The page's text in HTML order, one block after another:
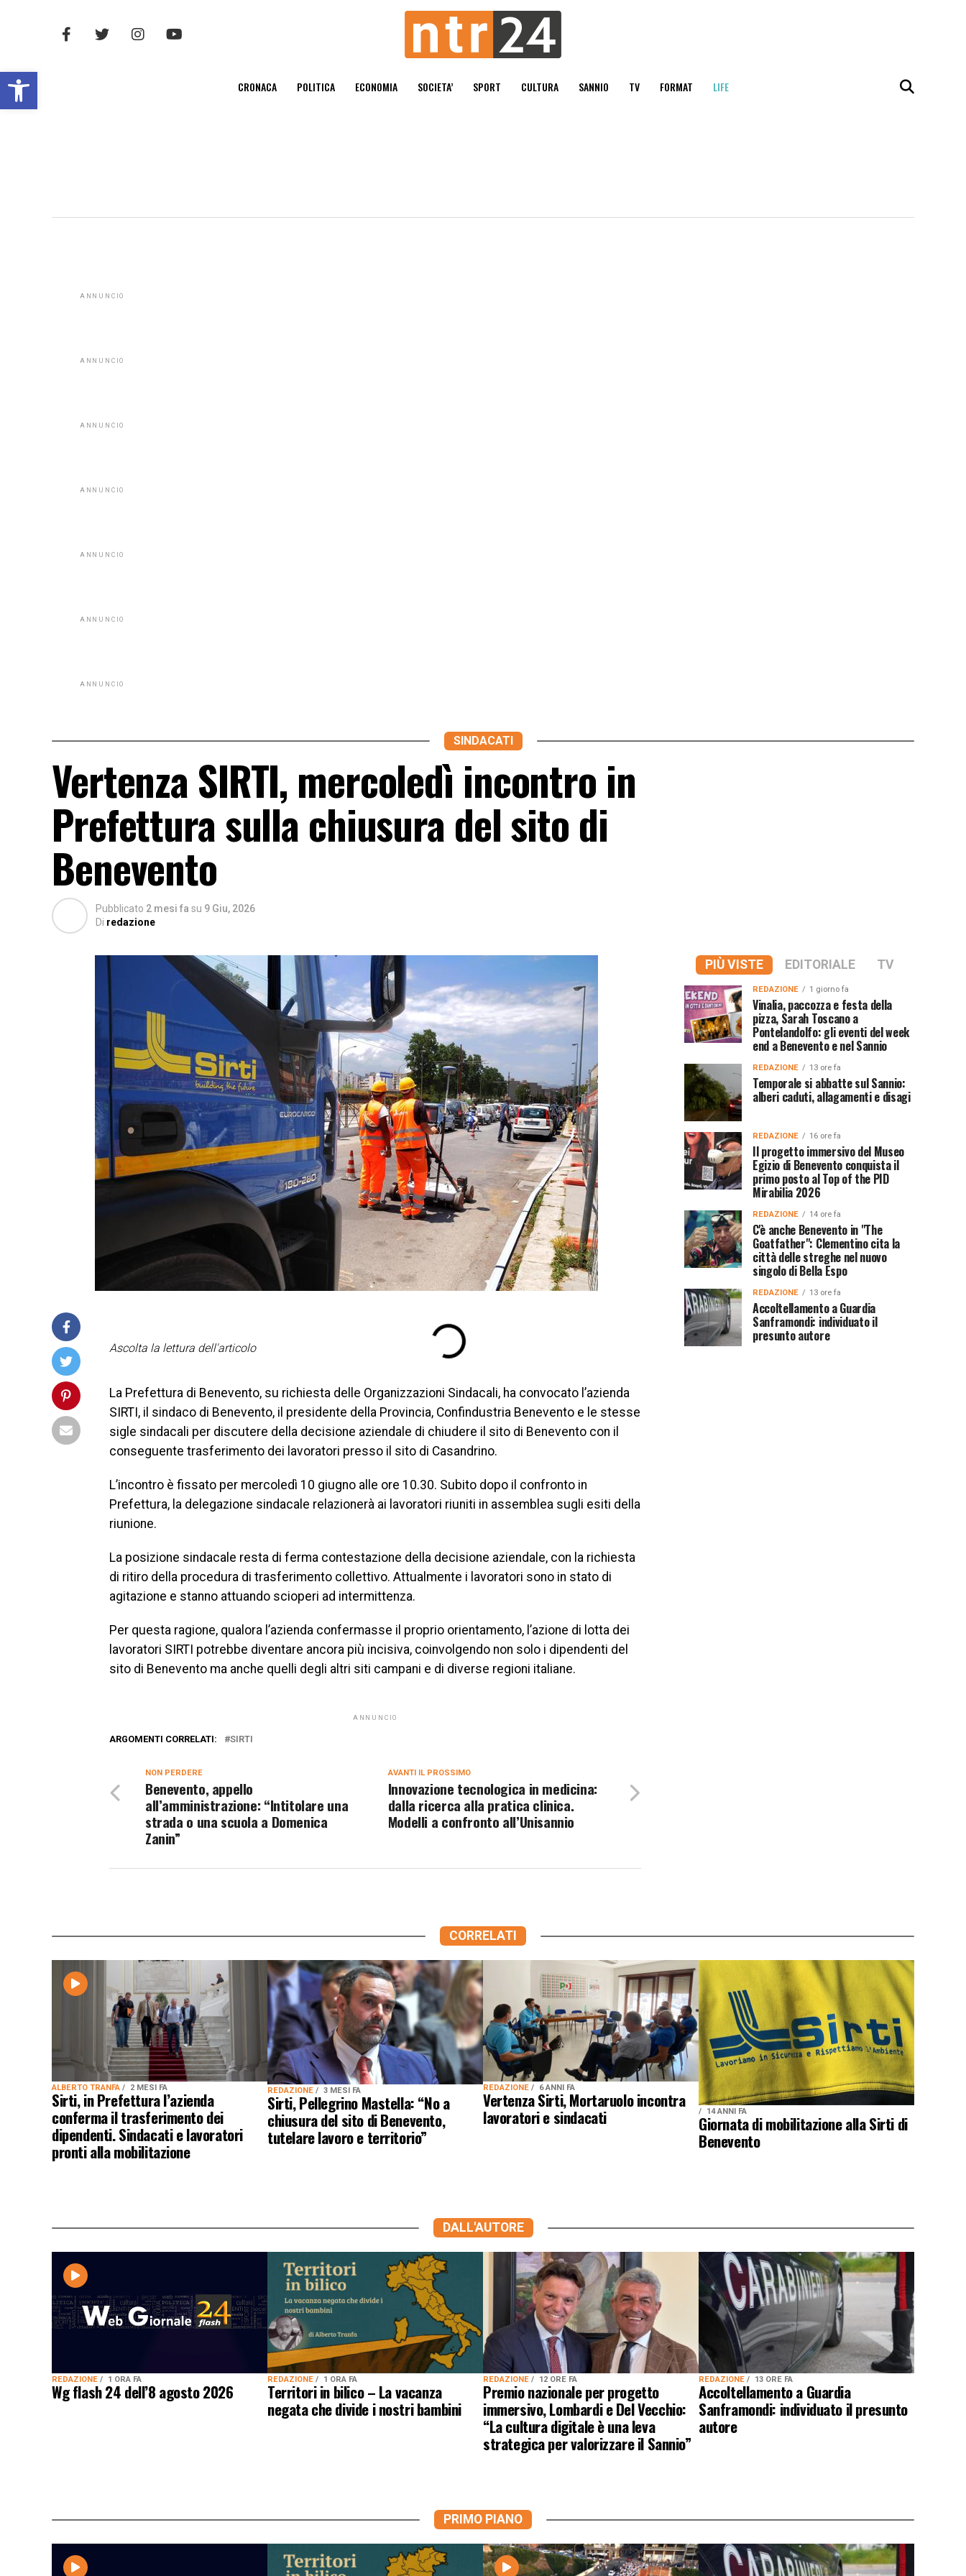
Open toolbar CRONACA POLITICA ECONOMIA SOCIETA’ SPORT CULTURA SANNIO TV FORMAT LIFE
ANNUNCIO
ANNUNCIO
ANNUNCIO
ANNUNCIO
ANNUNCIO
ANNUNCIO
ANNUNCIO
SINDACATI
Vertenza SIRTI, mercoledì incontro in
Prefettura sulla chiusura del sito di
Benevento
Pubblicato 2 mesi fa su 9 Giu, 2026
Di redazione
Ascolta la lettura dell'articolo
La Prefettura di Benevento, su richiesta delle Organizzazioni Sindacali, ha convocato l’azienda
SIRTI, il sindaco di Benevento, il presidente della Provincia, Confindustria Benevento e le stesse
sigle sindacali per discutere della decisione aziendale di chiudere il sito di Benevento con il
conseguente trasferimento dei lavoratori presso il sito di Casandrino.
L’incontro è fissato per mercoledì 10 giugno alle ore 10.30. Subito dopo il confronto in
Prefettura, la delegazione sindacale relazionerà ai lavoratori riuniti in assemblea sugli esiti della
riunione.
La posizione sindacale resta di ferma contestazione della decisione aziendale, con la richiesta
di ritiro della procedura di trasferimento collettivo. Attualmente i lavoratori sono in stato di
agitazione e stanno attuando scioperi ad intermittenza.
Per questa ragione, qualora l’azienda confermasse il proprio orientamento, l’azione di lotta dei
lavoratori SIRTI potrebbe diventare ancora più incisiva, coinvolgendo non solo i dipendenti del
sito di Benevento ma anche quelli degli altri siti campani e di diverse regioni italiane.
ANNUNCIO
ARGOMENTI CORRELATI: SIRTI
AVANTI IL ​​PROSSIMO
Innovazione tecnologica in medicina:
dalla ricerca alla pratica clinica.
Modelli a confronto all’Unisannio
NON PERDERE
Benevento, appello
all’amministrazione: “Intitolare una
strada o una scuola a Domenica
Zanin”
PIÙ VISTE EDITORIALE TV
REDAZIONE 1 giorno fa
Vinalia, paccozza e festa della
pizza, Sarah Toscano a
Pontelandolfo: gli eventi del week
end a Benevento e nel Sannio
REDAZIONE 13 ore fa
Temporale si abbatte sul Sannio:
alberi caduti, allagamenti e disagi
REDAZIONE 16 ore fa
Il progetto immersivo del Museo
Egizio di Benevento conquista il
primo posto al Top of the PID
Mirabilia 2026
REDAZIONE 14 ore fa
C'è anche Benevento in "The
Goatfather": Clementino cita la
città delle streghe nel nuovo
singolo di Bella Espo
REDAZIONE 13 ore fa
Accoltellamento a Guardia
Sanframondi: individuato il
presunto autore
CORRELATI
ALBERTO TRANFA 2 MESI FA
Sirti, in Prefettura l’azienda
conferma il trasferimento dei
dipendenti. Sindacati e lavoratori
pronti alla mobilitazione
REDAZIONE 3 MESI FA
Sirti, Pellegrino Mastella: “No a
chiusura del sito di Benevento,
tutelare lavoro e territorio”
REDAZIONE 6 ANNI FA
Vertenza Sirti, Mortaruolo incontra
lavoratori e sindacati 14 ANNI FA
Giornata di mobilitazione alla Sirti di
Benevento
DALL'AUTORE
REDAZIONE 1 ORA FA
Wg flash 24 dell’8 agosto 2026
REDAZIONE 1 ORA FA
Territori in bilico – La vacanza
negata che divide i nostri bambini
REDAZIONE 12 ORE FA
Premio nazionale per progetto
immersivo, Lombardi e Del Vecchio:
“La cultura digitale è una leva
strategica per valorizzare il Sannio”
REDAZIONE 13 ORE FA
Accoltellamento a Guardia
Sanframondi: individuato il presunto
autore
PRIMO PIANO